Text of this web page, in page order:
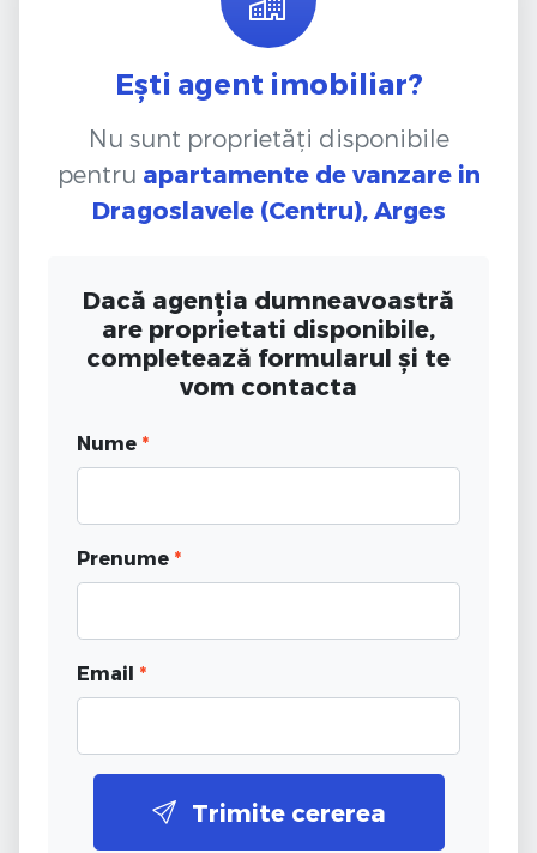
Ești agent imobiliar?
Nu sunt proprietăți disponibile
pentru apartamente de vanzare in
Dragoslavele (Centru), Arges
Dacă agenția dumneavoastră
are proprietati disponibile,
completează formularul și te
vom contacta
Nume *
Prenume *
Email *
Trimite cererea